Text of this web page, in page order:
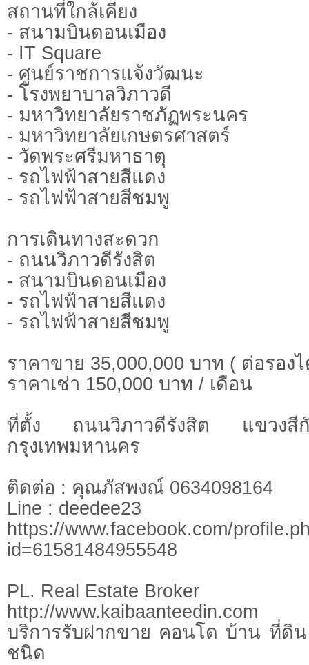
สถานที่ใกล้เคียง
- สนามบินดอนเมือง
- IT Square
- ศูนย์ราชการแจ้งวัฒนะ
- โรงพยาบาลวิภาวดี
- มหาวิทยาลัยราชภัฏพระนคร
- มหาวิทยาลัยเกษตรศาสตร์
- วัดพระศรีมหาธาตุ
- รถไฟฟ้าสายสีแดง
- รถไฟฟ้าสายสีชมพู
การเดินทางสะดวก
- ถนนวิภาวดีรังสิต
- สนามบินดอนเมือง
- รถไฟฟ้าสายสีแดง
- รถไฟฟ้าสายสีชมพู
ราคาขาย 35,000,000 บาท ( ต่อรอง
ราคาเช่า 150,000 บาท / เดือน
ที่ตั้ง ถนนวิภาวดีรังสิต แขวงสี
กรุงเทพมหานคร
ติดต่อ : คุณภัสพงณ์ 0634098164
Line : deedee23
https://www.facebook.com/
id=61581484955548
PL. Real Estate Broker
http://www.kaibaanteedin.com
บริการรับฝากขาย คอนโด บ้าน ที่ดิ
ชนิด